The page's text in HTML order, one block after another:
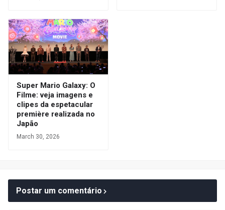
Super Mario Galaxy: O
Filme: veja imagens e
clipes da espetacular
première realizada no
Japão
March 30, 2026
Postar um comentário